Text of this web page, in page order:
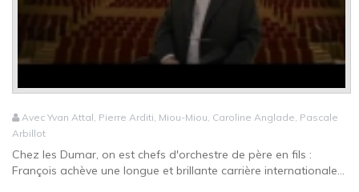
Avec Yvan Attal, Pierre Arditi, Miou-Miou, Caroline Anglade, Pascale
Arbillot
Chez les Dumar, on est chefs d'orchestre de père en fils :
François achève une longue et brillante carrière internationale...